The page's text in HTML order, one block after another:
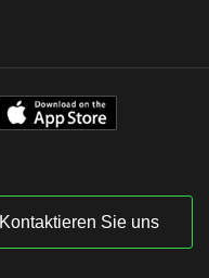
Kontaktieren Sie uns